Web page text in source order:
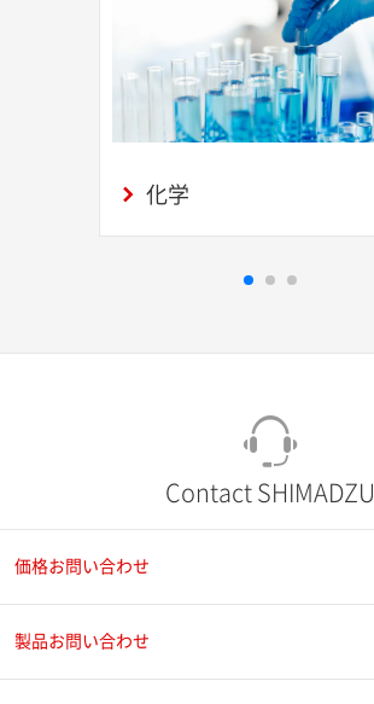
化学
Contact SHIMADZU
価格お問い合わせ
製品お問い合わせ